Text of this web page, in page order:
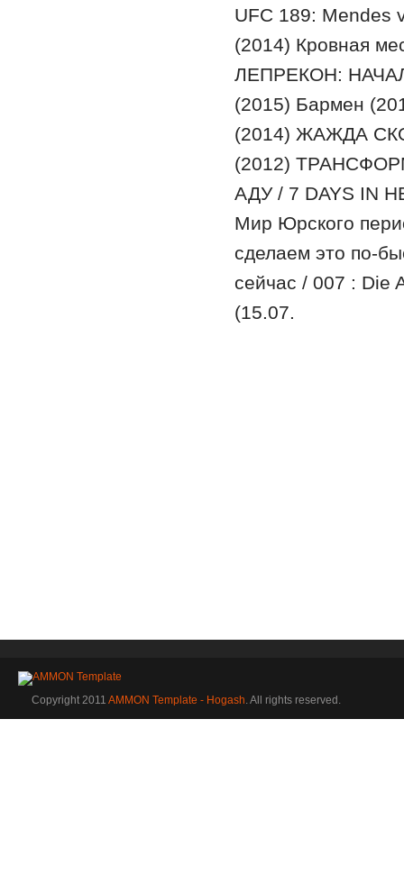
UFC 189: Mendes
(2014) Кровная
ЛЕПРЕКОН:
(2015) Бармен
(2014) ЖАЖДА
(2012)
АДУ / 7 DAYS IN
Мир Юрского
сделаем это по-
сейчас / 007 : Die
(15.07.
Copyright 2011 AMMON Template - Hogash. All rights reserved.